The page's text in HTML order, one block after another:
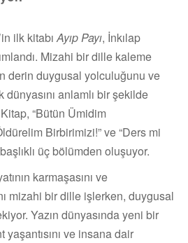
ilk kitabıAyıp Payı, İnkılap
Mizahi bir dille kaleme
derin duygusal yolculuğunu ve
anlamlı bir şekilde
“Bütün Ümidim
Birbirimizi!” ve “Ders mi
üç bölümden oluşuyor.
karmaşasını ve
mizahi bir dille işlerken, duygusal
Yazın dünyasında yeni bir
ve insana dair